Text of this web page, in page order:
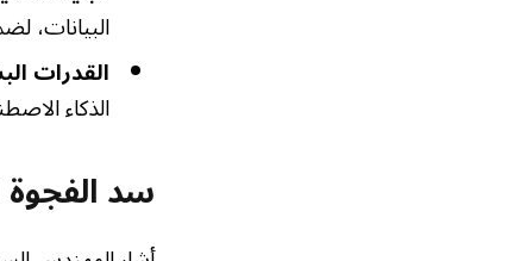
البيانات،
القدرات
الذكاء
سد الفجوة